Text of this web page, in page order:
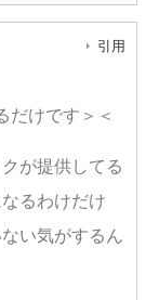
引用
だけです＞＜
が提供してる
るわけだけ
い気がするん